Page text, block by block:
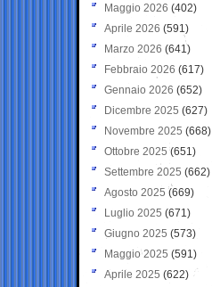
Maggio 2026 (402)
Aprile 2026 (591)
Marzo 2026 (641)
Febbraio 2026 (617)
Gennaio 2026 (652)
Dicembre 2025 (627)
Novembre 2025 (668)
Ottobre 2025 (651)
Settembre 2025 (662)
Agosto 2025 (669)
Luglio 2025 (671)
Giugno 2025 (573)
Maggio 2025 (591)
Aprile 2025 (622)